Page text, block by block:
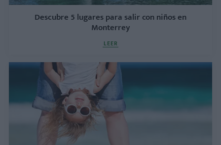
Descubre 5 lugares para salir con niños en
Monterrey
LEER